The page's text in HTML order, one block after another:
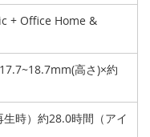
+ Office Home &
高さ)×約
時）約28.0時間（アイ